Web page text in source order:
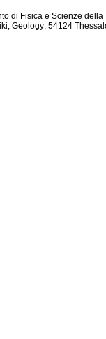
di Fisica e Scienze
Geology; 54124